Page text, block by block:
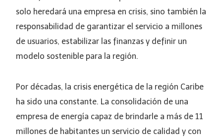
solo heredará una empresa en crisis, sino también la
responsabilidad de garantizar el servicio a millones
de usuarios, estabilizar las finanzas y definir un
modelo sostenible para la región.
Por décadas, la crisis energética de la región Caribe
ha sido una constante. La consolidación de una
empresa de energía capaz de brindarle a más de 11
millones de habitantes un servicio de calidad y con